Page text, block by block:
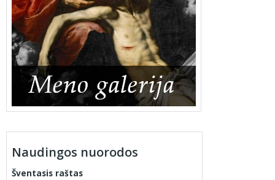
Naudingos nuorodos
Šventasis raštas